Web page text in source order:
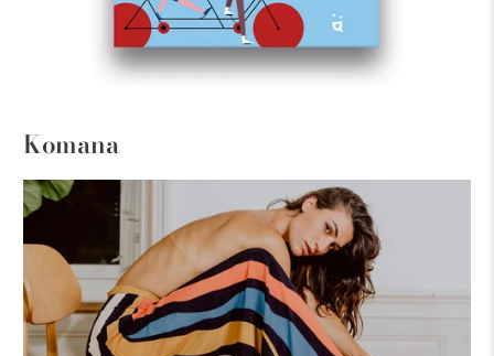
Komana